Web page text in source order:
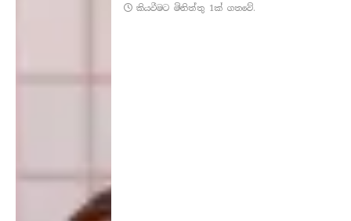
කියවීමට මිනිත්තු 1ක් ගතවේ.